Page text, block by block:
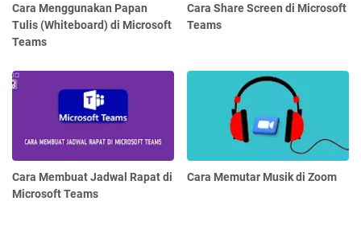
Cara Menggunakan Papan
Tulis (Whiteboard) di Microsoft
Teams
Cara Share Screen di Microsoft
Teams
Cara Membuat Jadwal Rapat di
Microsoft Teams
Cara Memutar Musik di Zoom